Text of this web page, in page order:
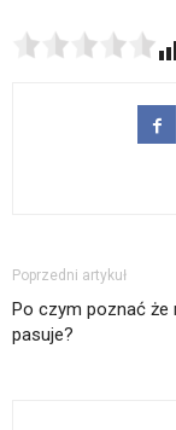
Poprzedni artykuł
Po czym poznać że
pasuje?